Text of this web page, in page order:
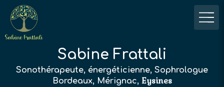
Sabine Frattali
Sonothérapeute, énergéticienne, Sophrologue
Bordeaux, Mérignac, Eysines